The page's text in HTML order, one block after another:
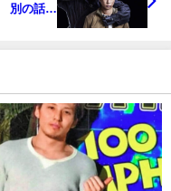
の話題